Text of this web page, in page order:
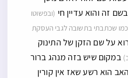
זה והוא עדיין חי (ובפשוטו
שכתבתי בתשובה לגבי העסקת
על שם הזקן של התינוק
במקום שיש בזה מנהג ברור
הוא רשע שאז אין קורין